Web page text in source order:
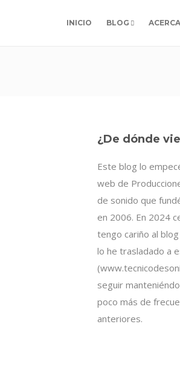
INICIO BLOG
¿De dónde
Este blog lo
web de
de sonido que
en 2006. En 2024
tengo cariño al
lo he trasladado a
seguir
poco más de
anteriores.